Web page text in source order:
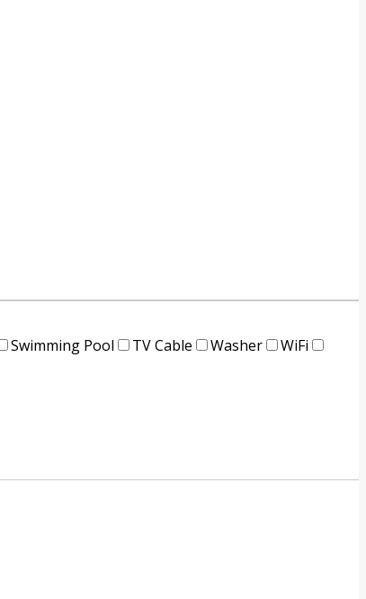
Swimming Pool TV Cable Washer
WiFi